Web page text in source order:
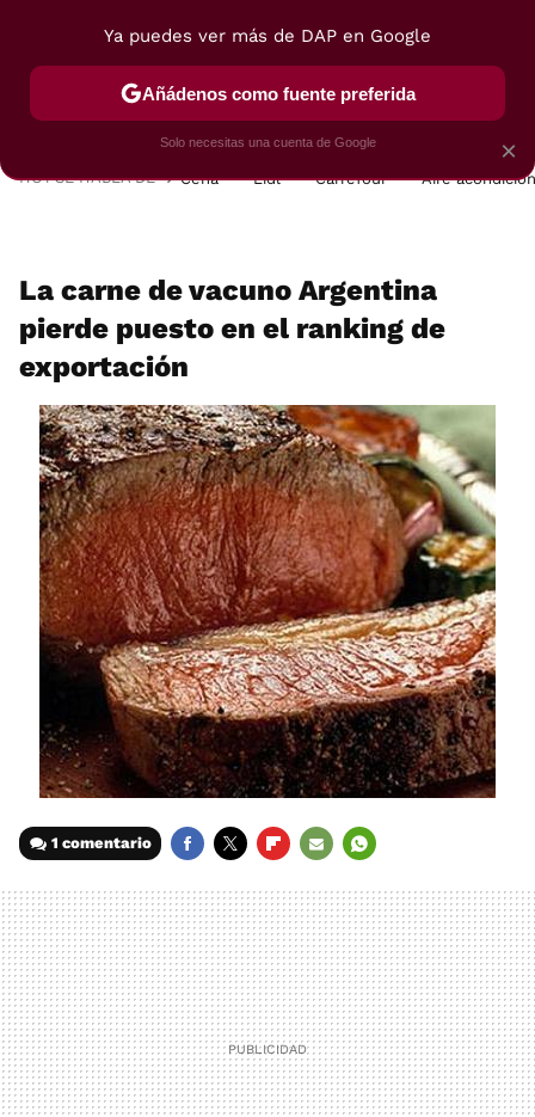
POSTRES VIAJES SELECCIÓN VEGUI
HOY SE HABLA DE Cena Lidl Carrefour Aire
La carne de vacuno Argentina
pierde puesto en el ranking de
exportación
1 comentario
MAIL
×
Ya puedes ver más de DAP en Google
Añádenos como fuente preferida
Solo necesitas una cuenta de Google